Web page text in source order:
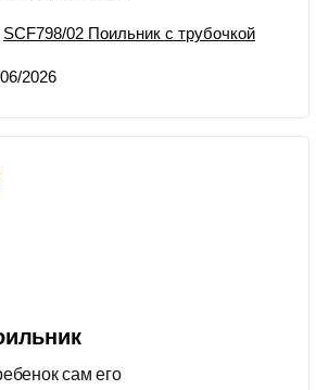
SCF798/02 Поильник с трубочкой
2026
сам его